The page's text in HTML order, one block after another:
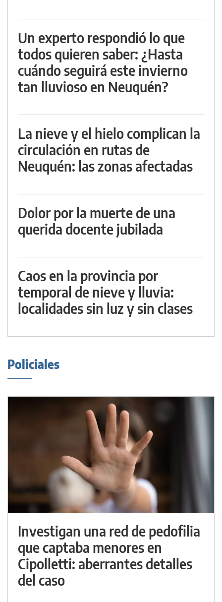
Un experto respondió lo que
todos quieren saber: ¿Hasta
cuándo seguirá este invierno
tan lluvioso en Neuquén?
La nieve y el hielo complican la
circulación en rutas de
Neuquén: las zonas afectadas
Dolor por la muerte de una
querida docente jubilada
Caos en la provincia por
temporal de nieve y lluvia:
localidades sin luz y sin clases
Policiales
Investigan una red de pedofilia
que captaba menores en
Cipolletti: aberrantes detalles
del caso